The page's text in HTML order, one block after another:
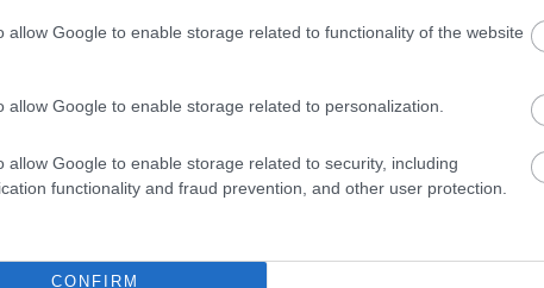
allow Google to enable storage related to functionality of the website
allow Google to enable storage related to personalization.
allow Google to enable storage related to security, including
functionality and fraud prevention, and other user protection.
CONFIRM
Szolnok